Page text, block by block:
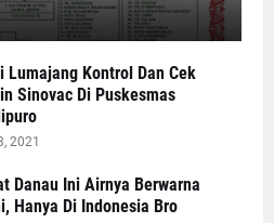
Lumajang Kontrol Dan Cek
Sinovac Di Puskesmas
2021
Danau Ini Airnya Berwarna
Hanya Di Indonesia Bro